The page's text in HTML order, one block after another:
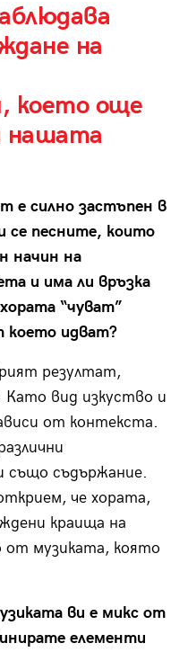
на
което още
нашата
е силно застъпен в
се песните, които
начин на
и има ли връзка
“чуват”
което идват?
резултат,
вид изкуство и
от контекста.
също съдържание.
че хората,
краища на
от музиката, която
ви е микс от
елементи